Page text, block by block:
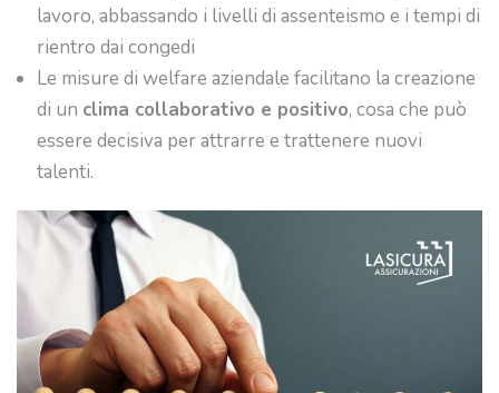
lavoro, abbassando i livelli di assenteismo e i tempi di
rientro dai congedi
Le misure di welfare aziendale facilitano la creazione
di un clima collaborativo e positivo, cosa che può
essere decisiva per attrarre e trattenere nuovi
talenti.